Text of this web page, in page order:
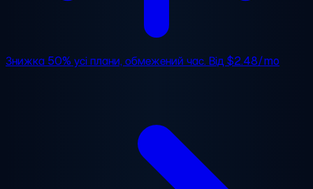
Знижка 50% усі плани, обмежений час. Від$2.48/mo